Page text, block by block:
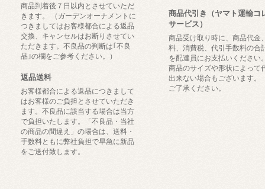
商品到着後７日以内とさせていただ
きます。 （ガーデンオーナメントに
つきましてはお客様都合による返品
交換、キャンセルはお断りさせてい
ただきます。不良品の判断は｢不良
品｣の欄をご参考ください。）
返品送料
お客様都合による返品につきまして
はお客様のご負担とさせていただき
ます。不良品に該当する場合は当方
で負担いたします。「不良品・当社
の商品の間違え」の場合は、送料・
手数料ともに弊社負担で早急に新品
をご送付致します。
商品代引き（ヤマト運輸コ
サービス）
商品受け取り時に、商品代金
料、消費税、代引手数料の合
を配達員にお支払いください
商品のサイズや形状によって
出来ない場合もございます。
ご了承ください。